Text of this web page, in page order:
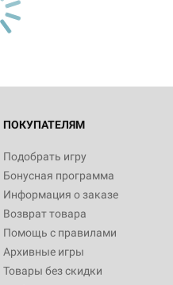
ПОКУПАТЕЛЯМ
Подобрать игру
Бонусная программа
Информация о заказе
Возврат товара
Помощь с правилами
Архивные игры
Товары без скидки